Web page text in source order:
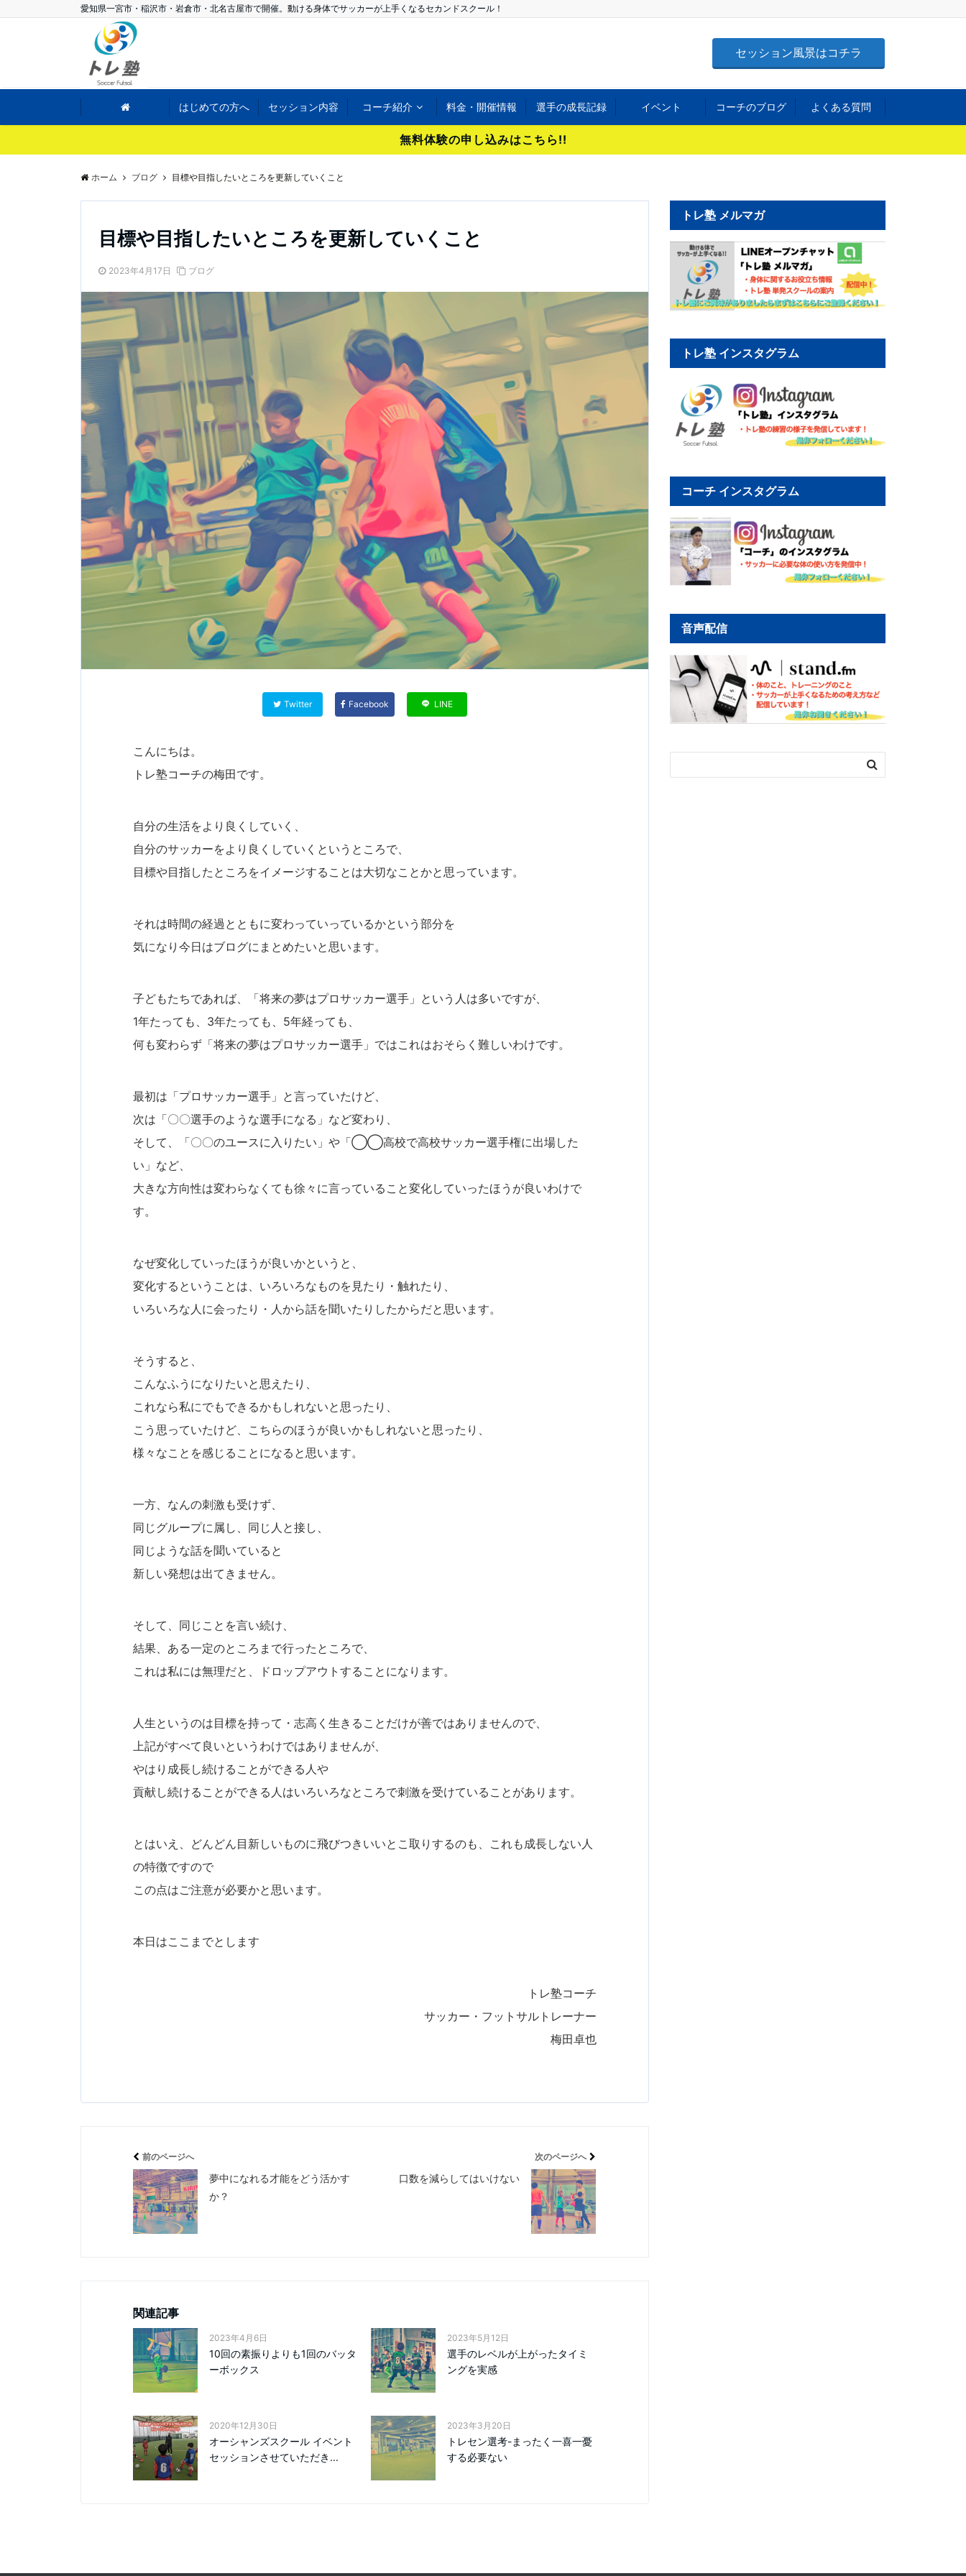
愛知県一宮市・稲沢市・岩倉市・北名古屋市で開催。動ける身体でサッカーが上手くなるセカンドスクール！
セッション風景はコチラ
はじめての方へ セッション内容 コーチ紹介 料金・開催情報 選手の成長記録 イベント コーチのブログ よくある質問
無料体験の申し込みはこちら!!
ホーム ブログ 目標や目指したいところを更新していくこと
目標や目指したいところを更新していくこと
2023年4月17日 ブログ
Twitter Facebook LINE
こんにちは。
トレ塾コーチの梅田です。
自分の生活をより良くしていく、
自分のサッカーをより良くしていくというところで、
目標や目指したところをイメージすることは大切なことかと思っています。
それは時間の経過とともに変わっていっているかという部分を
気になり今日はブログにまとめたいと思います。
子どもたちであれば、「将来の夢はプロサッカー選手」という人は多いですが、
1年たっても、3年たっても、5年経っても、
何も変わらず「将来の夢はプロサッカー選手」ではこれはおそらく難しいわけです。
最初は「プロサッカー選手」と言っていたけど、
次は「〇〇選手のような選手になる」など変わり、
そして、「〇〇のユースに入りたい」や「◯◯高校で高校サッカー選手権に出場した
い」など、
大きな方向性は変わらなくても徐々に言っていること変化していったほうが良いわけで
す。
なぜ変化していったほうが良いかというと、
変化するということは、いろいろなものを見たり・触れたり、
いろいろな人に会ったり・人から話を聞いたりしたからだと思います。
そうすると、
こんなふうになりたいと思えたり、
これなら私にでもできるかもしれないと思ったり、
こう思っていたけど、こちらのほうが良いかもしれないと思ったり、
様々なことを感じることになると思います。
一方、なんの刺激も受けず、
同じグループに属し、同じ人と接し、
同じような話を聞いていると
新しい発想は出てきません。
そして、同じことを言い続け、
結果、ある一定のところまで行ったところで、
これは私には無理だと、ドロップアウトすることになります。
人生というのは目標を持って・志高く生きることだけが善ではありませんので、
上記がすべて良いというわけではありませんが、
やはり成長し続けることができる人や
貢献し続けることができる人はいろいろなところで刺激を受けていることがあります。
とはいえ、どんどん目新しいものに飛びつきいいとこ取りするのも、これも成長しない人
の特徴ですので
この点はご注意が必要かと思います。
本日はここまでとします
トレ塾コーチ
サッカー・フットサルトレーナー
梅田卓也
前のページへ
夢中になれる才能をどう活かす
か？
次のページへ
口数を減らしてはいけない
関連記事
2023年4月6日
10回の素振りよりも1回のバッタ
ーボックス
2023年5月12日
選手のレベルが上がったタイミ
ングを実感
2020年12月30日
オーシャンズスクール イベント
セッションさせていただき...
2023年3月20日
トレセン選考-まったく一喜一憂
する必要ない
トレ塾 メルマガ
トレ塾 インスタグラム
コーチ インスタグラム
音声配信